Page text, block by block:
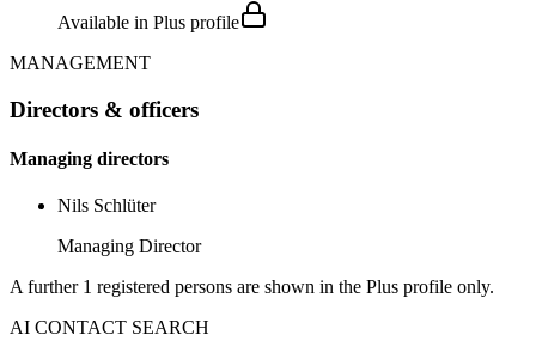
Available in Plus profile
MANAGEMENT
Directors & officers
Managing directors
Nils Schlüter
Managing Director
A further 1 registered persons are shown in the Plus profile only.
AI CONTACT SEARCH